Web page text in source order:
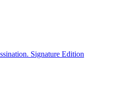
Signature Edition